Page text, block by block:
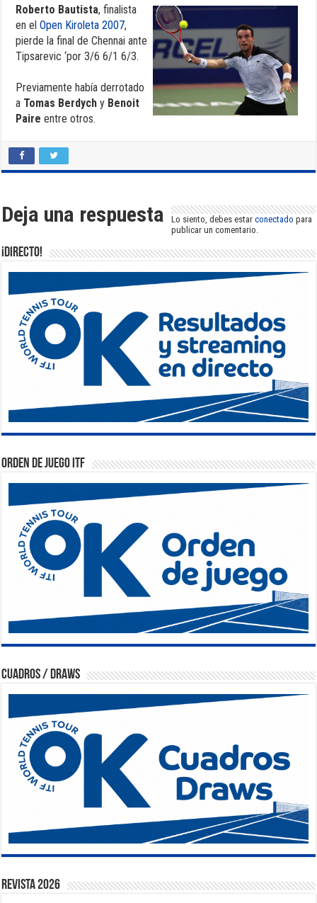
Roberto Bautista, finalista
en elOpen Kiroleta 2007,
pierde la final de Chennai ante
Tipsarevic ‘por 3/6 6/1 6/3.
Previamente había derrotado
a Tomas Berdych y Benoit
Paire entre otros.
Deja una respuesta Lo siento, debes estarconectado para
publicar un comentario.
¡DIRECTO!
Orden de Juego ITF
Cuadros / Draws
Revista 2026